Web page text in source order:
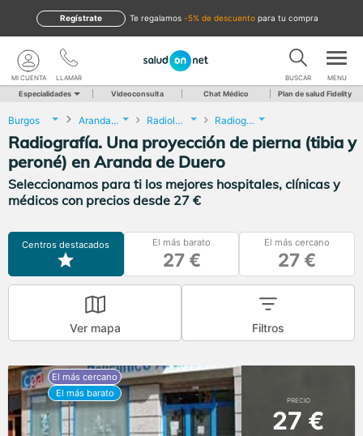
te regalamos -5% de descuento para tu compra
Regístrate
LLAMAR
MI CUENTA BUSCAR MENU
Especialidades Videoconsulta Chat Médico Plan de salud Fidelity
Burgos Aranda de Duero Radiología Radiografía. Una proyección de pierna (tibia y peroné)
Radiografía. Una proyección de pierna (tibia y
peroné) en Aranda de Duero
Seleccionamos para ti los mejores hospitales, clínicas y
médicos con precios desde 27 €
Centros destacados El más barato
27 €
El más cercano
27 €
Ver mapa Filtros
PRECIO
27 €